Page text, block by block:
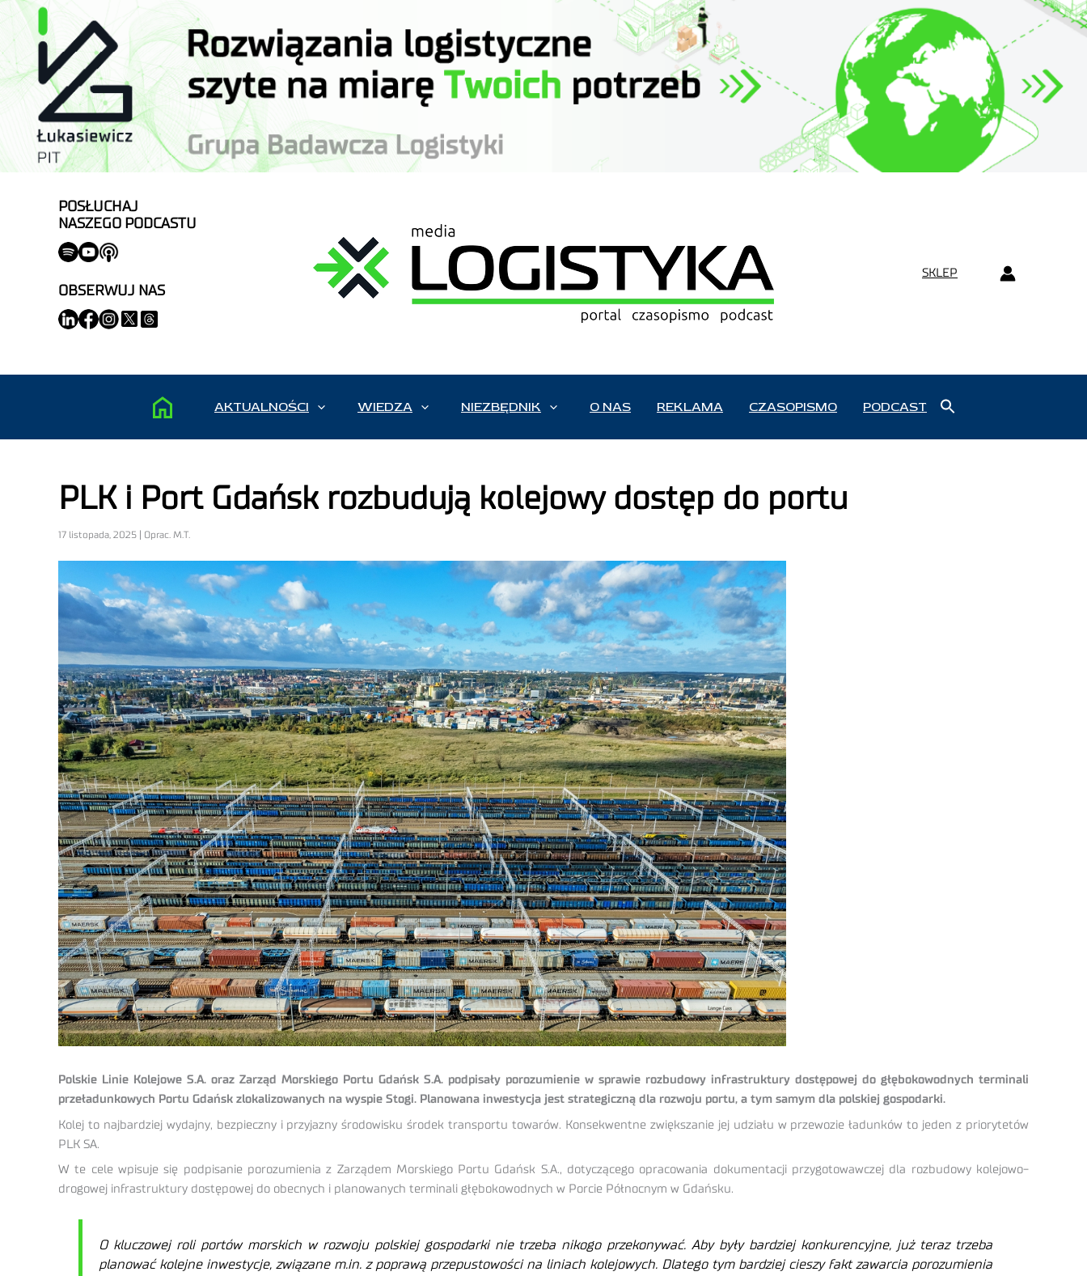
POSŁUCHAJ
NASZEGO PODCASTU
OBSERWUJ NAS
SKLEP
AKTUALNOŚCI WIEDZA NIEZBĘDNIK O NAS REKLAMA CZASOPISMO PODCAST
PLK i Port Gdańsk rozbudują kolejowy dostęp do portu
17 listopada, 2025 | Oprac. M.T.
Polskie Linie Kolejowe S.A. oraz Zarząd Morskiego Portu Gdańsk S.A. podpisały porozumienie w sprawie rozbudowy infrastruktury dostępowej do głębokowodnych terminali
przeładunkowych Portu Gdańsk zlokalizowanych na wyspie Stogi. Planowana inwestycja jest strategiczną dla rozwoju portu, a tym samym dla polskiej gospodarki.
Kolej to najbardziej wydajny, bezpieczny i przyjazny środowisku środek transportu towarów. Konsekwentne zwiększanie jej udziału w przewozie ładunków to jeden z priorytetów
PLK SA.
W te cele wpisuje się podpisanie porozumienia z Zarządem Morskiego Portu Gdańsk S.A., dotyczącego opracowania dokumentacji przygotowawczej dla rozbudowy kolejowo-
drogowej infrastruktury dostępowej do obecnych i planowanych terminali głębokowodnych w Porcie Północnym w Gdańsku.
O kluczowej roli portów morskich w rozwoju polskiej gospodarki nie trzeba nikogo przekonywać. Aby były bardziej konkurencyjne, już teraz trzeba
planować kolejne inwestycje, związane m.in. z poprawą przepustowości na liniach kolejowych. Dlatego tym bardziej cieszy fakt zawarcia porozumienia